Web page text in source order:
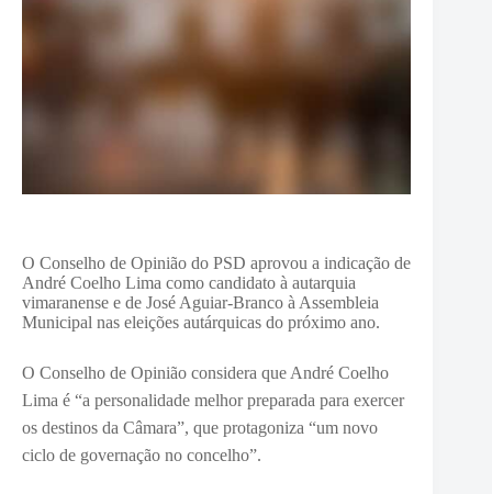
O Conselho de Opinião do PSD aprovou a indicação de
André Coelho Lima como candidato à autarquia
vimaranense e de José Aguiar-Branco à Assembleia
Municipal nas eleições autárquicas do próximo ano.
O Conselho de Opinião considera que André Coelho
Lima é “a personalidade melhor preparada para exercer
os destinos da Câmara”, que protagoniza “um novo
ciclo de governação no concelho”.